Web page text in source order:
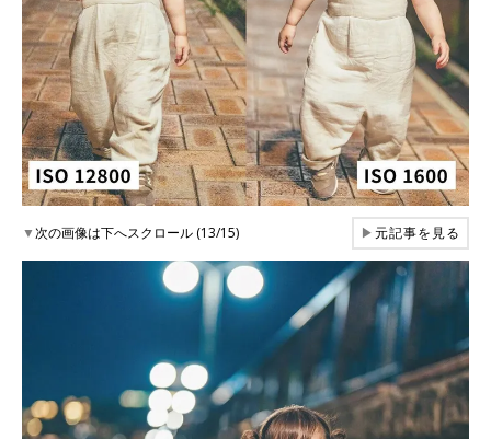
▼次の画像は下へスクロール (13/15) ▶元記事を見る